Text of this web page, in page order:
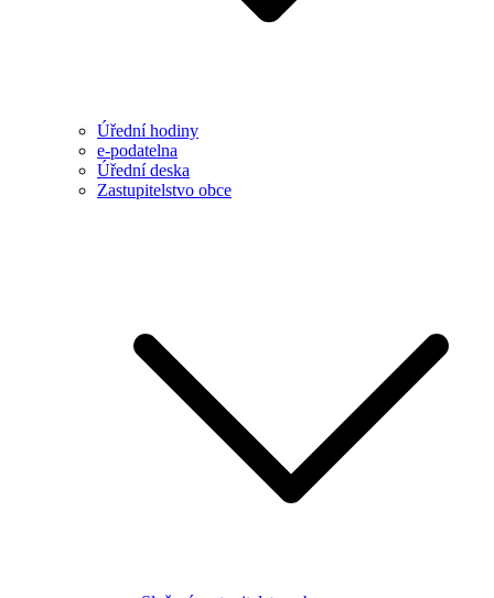
Úřední hodiny
e-podatelna
Úřední deska
Zastupitelstvo obce